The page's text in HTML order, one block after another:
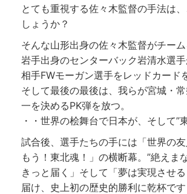
とても重視する佐々木監督の手法は
しょうか？
そんな山形出身の佐々木監督がチーム
岩手出身のセンターバック岩清水選
相手FWモーガン選手をレッドカード
そして最後の最後は、我らが宮城・
一を決めるPK弾を放つ。
・・世界の桧舞台で日本が、そして”
試合後、選手たちの手には「世界の
もう！東北魂！」の横断幕。”絶えま
きっと届く」そして「夢は実現させ
届け、史上初の歴史的勝利に乾杯です